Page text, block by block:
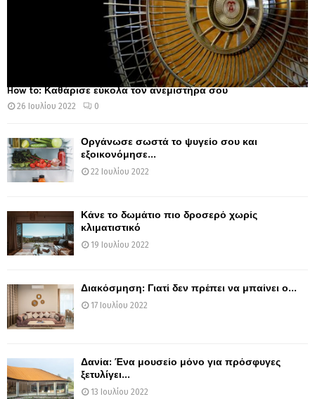
How to: Καθάρισε εύκολα τον ανεμιστήρα σου
26 Ιουλίου 2022 0
Οργάνωσε σωστά το ψυγείο σου και
εξοικονόμησε...
22 Ιουλίου 2022
Κάνε το δωμάτιο πιο δροσερό χωρίς
κλιματιστικό
19 Ιουλίου 2022
Διακόσμηση: Γιατί δεν πρέπει να μπαίνει ο...
17 Ιουλίου 2022
Δανία: Ένα μουσείο μόνο για πρόσφυγες
ξετυλίγει...
13 Ιουλίου 2022